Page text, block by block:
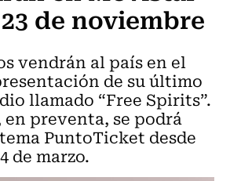
de noviembre
vendrán al país en el
de su último
llamado “Free Spirits”.
en preventa, se podrá
PuntoTicket desde
de marzo.